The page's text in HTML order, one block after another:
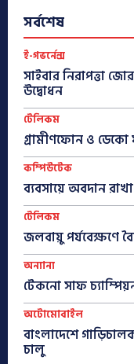
সর্বশেষ
ই-গভর্নেন্স
সাইবার নিরাপত্তা
উদ্বোধন
টেলিকম
গ্রামীণফোন ও
কম্পিউটেক
ব্যবসায়ে অবদান
টেলিকম
জলবায়ু পর্যবেক্ষণে
অন্যান্য
টেকনো সাফ
অটোমোবাইল
বাংলাদেশে
চালু